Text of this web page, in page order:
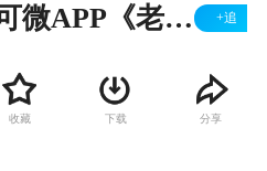
【环球创影】饭可微APP《老板！买单！》搞笑微电影 +追
收藏 下载 分享